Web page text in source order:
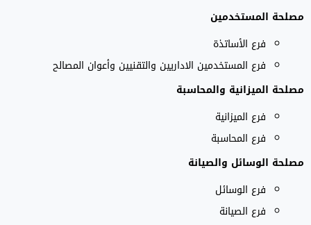
مصلحة المستخدمين
فرع الأساتذة
فرع المستخدمين الاداريين والتقنيين وأعوان المصالح
مصلحة الميزانية والمحاسبة
فرع الميزانية
فرع المحاسبة
مصلحة الوسائل والصيانة
فرع الوسائل
فرع الصيانة